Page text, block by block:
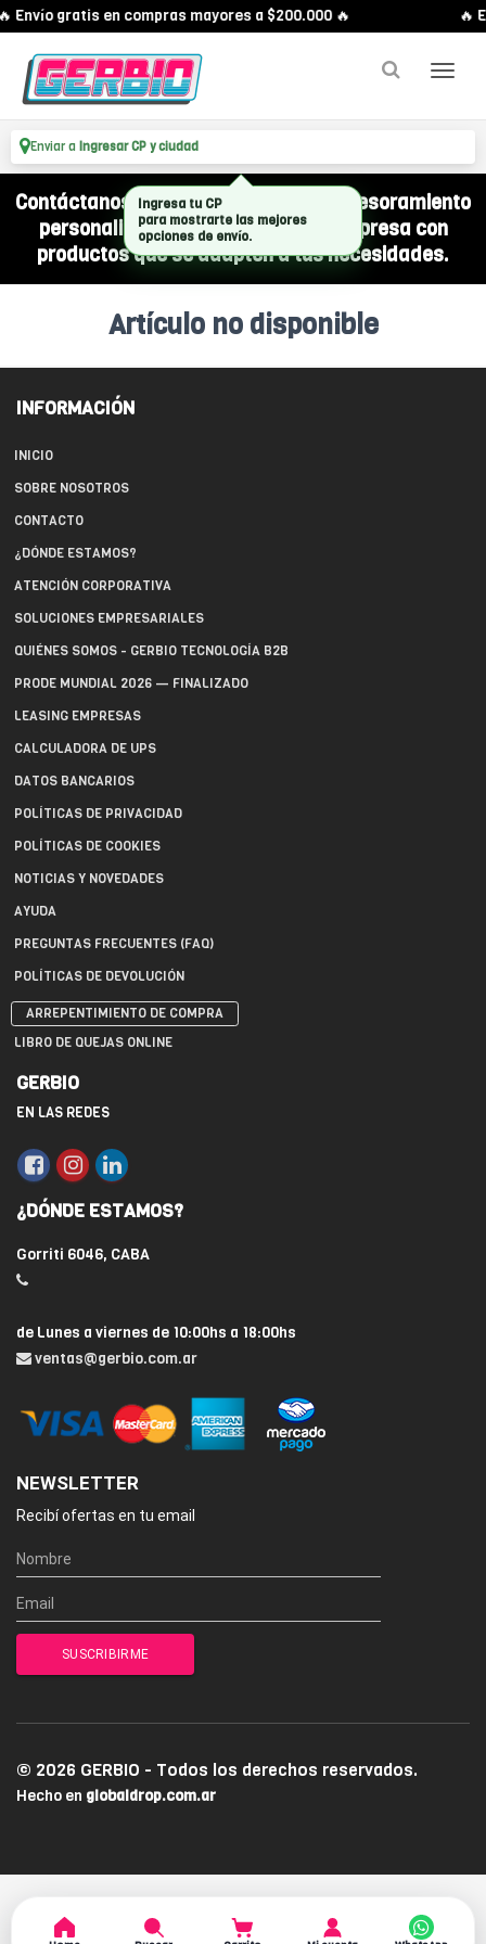
Envío gratis en compras mayores a $200.000 🔥 🔥
Enviar a Ingresar CP y ciudad
Contáctanos por WhatsApp y recibí asesoramiento
personalizado para equipar a tu empresa con
productos que se adapten a tus necesidades.
Artículo no disponible
INFORMACIÓN
INICIO
SOBRE NOSOTROS
CONTACTO
¿DÓNDE ESTAMOS?
ATENCIÓN CORPORATIVA
SOLUCIONES EMPRESARIALES
QUIÉNES SOMOS - GERBIO TECNOLOGÍA B2B
PRODE MUNDIAL 2026 — FINALIZADO
LEASING EMPRESAS
CALCULADORA DE UPS
DATOS BANCARIOS
POLÍTICAS DE PRIVACIDAD
POLÍTICAS DE COOKIES
NOTICIAS Y NOVEDADES
AYUDA
PREGUNTAS FRECUENTES (FAQ)
POLÍTICAS DE DEVOLUCIÓN
ARREPENTIMIENTO DE COMPRA
LIBRO DE QUEJAS ONLINE
GERBIO
EN LAS REDES
¿DÓNDE ESTAMOS?
Gorriti 6046, CABA
de Lunes a viernes de 10:00hs a 18:00hs
ventas@gerbio.com.ar
NEWSLETTER
Recibí ofertas en tu email
© 2026 GERBIO - Todos los derechos reservados.
Hecho en globaldrop.com.ar
Ingresa tu CP
para mostrarte las mejores
opciones de envío.